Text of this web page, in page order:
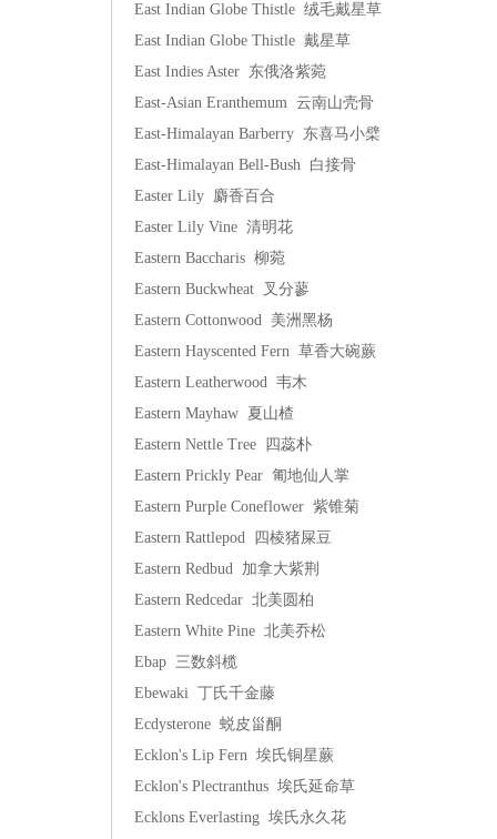
East Indian Globe Thistle 绒毛戴星草
East Indian Globe Thistle 戴星草
East Indies Aster 东俄洛紫菀
East-Asian Eranthemum 云南山壳骨
East-Himalayan Barberry 东喜马小檗
East-Himalayan Bell-Bush 白接骨
Easter Lily 麝香百合
Easter Lily Vine 清明花
Eastern Baccharis 柳菀
Eastern Buckwheat 叉分蓼
Eastern Cottonwood 美洲黑杨
Eastern Hayscented Fern 草香大碗蕨
Eastern Leatherwood 韦木
Eastern Mayhaw 夏山楂
Eastern Nettle Tree 四蕊朴
Eastern Prickly Pear 匍地仙人掌
Eastern Purple Coneflower 紫锥菊
Eastern Rattlepod 四棱猪屎豆
Eastern Redbud 加拿大紫荆
Eastern Redcedar 北美圆柏
Eastern White Pine 北美乔松
Ebap 三数斜榄
Ebewaki 丁氏千金藤
Ecdysterone 蜕皮甾酮
Ecklon's Lip Fern 埃氏铜星蕨
Ecklon's Plectranthus 埃氏延命草
Ecklons Everlasting 埃氏永久花